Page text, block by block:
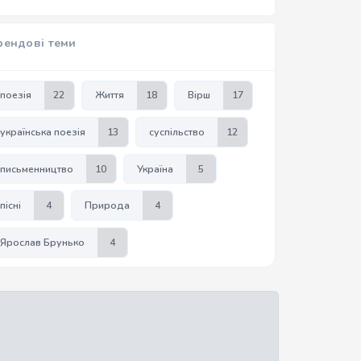
теми
поезія 22 Життя 18 Вірш 17
українська поезія 13 суспільство 12
письменництво 10 Україна 5
пісні 4 Природа 4
Ярослав Брунько 4